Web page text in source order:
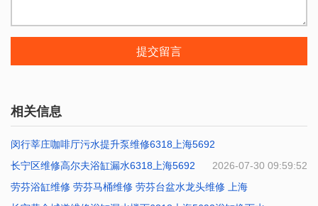
提交留言
相关信息
闵行莘庄咖啡厅污水提升泵维修6318上海5692
2026-07-31 10:41:31
长宁区维修高尔夫浴缸漏水6318上海5692
2026-07-30 09:59:52
劳芬浴缸维修 劳芬马桶维修 劳芬台盆水龙头维修 上海